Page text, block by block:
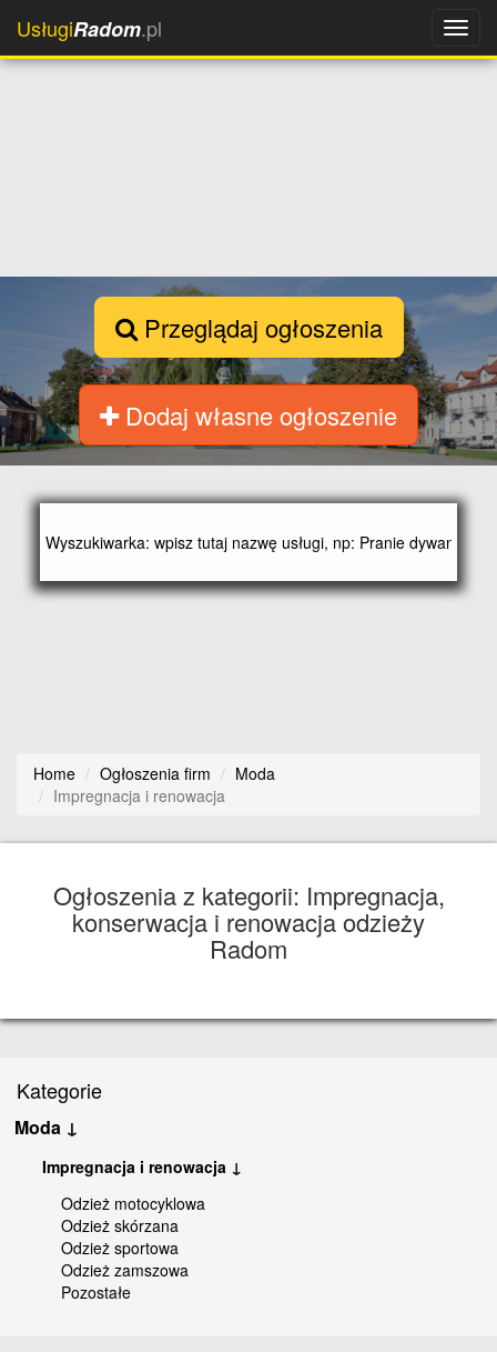
UsługiRadom.pl
Przeglądaj ogłoszenia
Dodaj własne ogłoszenie
Home Ogłoszenia firm
Moda
Impregnacja i renowacja
Ogłoszenia z kategorii: Impregnacja,
konserwacja i renowacja odzieży
Radom
Kategorie
Moda ↓
Impregnacja i renowacja ↓
Odzież motocyklowa
Odzież skórzana
Odzież sportowa
Odzież zamszowa
Pozostałe